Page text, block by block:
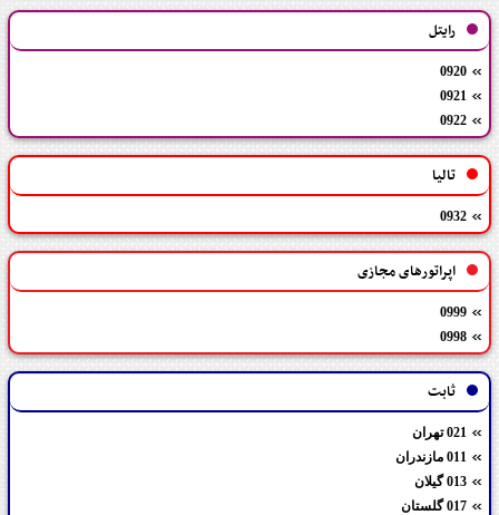
رایتل
0920
0921
0922
تالیا
0932
اپراتورهای مجازی
0999
0998
ثابت
021 تهران
011 مازندران
013 گیلان
017 گلستان